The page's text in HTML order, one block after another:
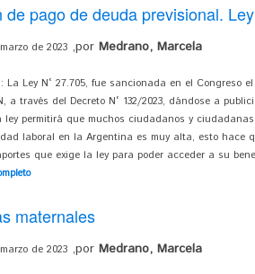
de pago de deuda previsional.
de 2023 ,por Medrano, Marcela
La Ley N° 27.705, fue sancionada en el Congreso
a través del Decreto N° 132/2023, dándose a
ley permitirá que muchos ciudadanos y
laboral en la Argentina es muy alta, esto hace
que exige la ley para poder acceder a su
maternales
de 2023 ,por Medrano, Marcela